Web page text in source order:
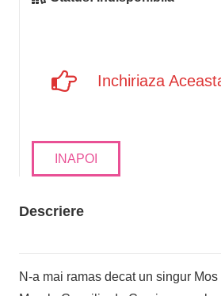
Inchiriaza
INAPOI
Descriere
N-a mai ramas decat un singur